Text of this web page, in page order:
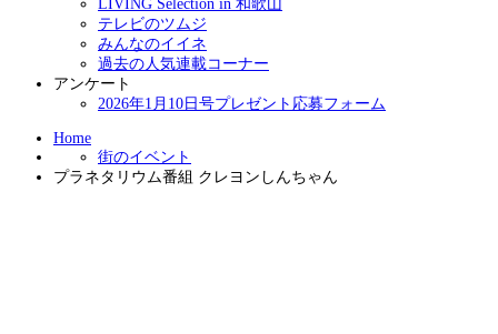
LIVING Selection in 和歌山
テレビのツムジ
みんなのイイネ
過去の人気連載コーナー
アンケート
2026年1月10日号プレゼント応募フォーム
Home
街のイベント
プラネタリウム番組 クレヨンしんちゃん